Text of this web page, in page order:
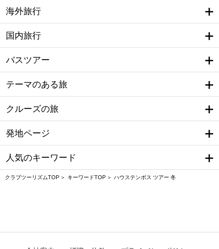
海外旅行
国内旅行
バスツアー
テーマのある旅
クルーズの旅
発地ページ
人気のキーワード
クラブツーリズムTOP キーワードTOP ハウステンボス ツアー 冬